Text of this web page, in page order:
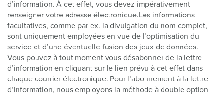
d’information. À cet effet, vous devez impérativement
renseigner votre adresse électronique.Les informations
facultatives, comme par ex. la divulgation du nom complet,
sont uniquement employées en vue de l’optimisation du
service et d’une éventuelle fusion des jeux de données.
Vous pouvez à tout moment vous désabonner de la lettre
d’information en cliquant sur le lien prévu à cet effet dans
chaque courrier électronique. Pour l’abonnement à la lettre
d’information, nous employons la méthode à double option